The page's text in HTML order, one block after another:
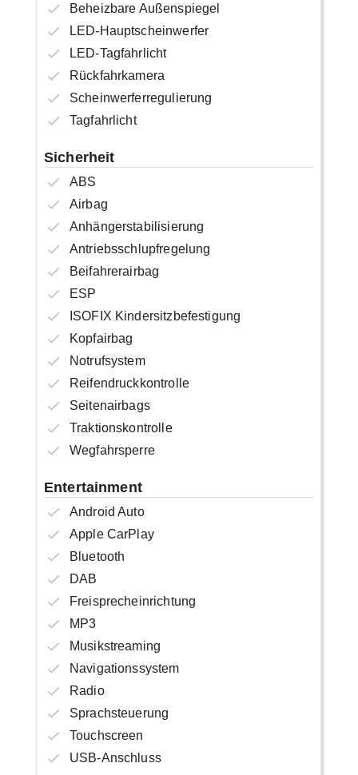
Beheizbare Außenspiegel
LED-Hauptscheinwerfer
LED-Tagfahrlicht
Rückfahrkamera
Scheinwerferregulierung
Tagfahrlicht
Sicherheit
ABS
Airbag
Anhängerstabilisierung
Antriebsschlupfregelung
Beifahrerairbag
ESP
ISOFIX Kindersitzbefestigung
Kopfairbag
Notrufsystem
Reifendruckkontrolle
Seitenairbags
Traktionskontrolle
Wegfahrsperre
Entertainment
Android Auto
Apple CarPlay
Bluetooth
DAB
Freisprecheinrichtung
MP3
Musikstreaming
Navigationssystem
Radio
Sprachsteuerung
Touchscreen
USB-Anschluss